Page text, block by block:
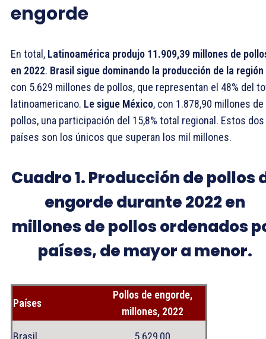
engorde
En total, Latinoamérica produjo 11.909,39 millones de
en 2022. Brasil sigue dominando la producción de la región
con 5.629 millones de pollos, que representan el 48% del
latinoamericano. Le sigue México, con 1.878,90 millones de
pollos, una participación del 15,8% total regional. Estos dos
países son los únicos que superan los mil millones.
Cuadro 1. Producción de pollos
engorde durante 2022 en
millones de pollos ordenados
países, de mayor a menor.
Países
Pollos de engorde,
millones, 2022
Brasil
5.629,00